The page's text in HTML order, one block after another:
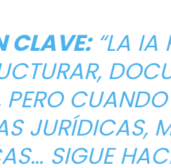
CLAVE:“LA IA
PERO
JURÍDICAS,
SIGUE